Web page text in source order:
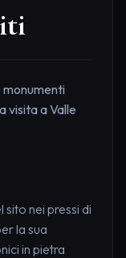
monumenti
visita a Valle
sito nei pressi di
la sua
in pietra